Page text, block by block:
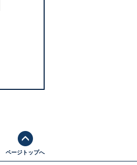
ページトップへ